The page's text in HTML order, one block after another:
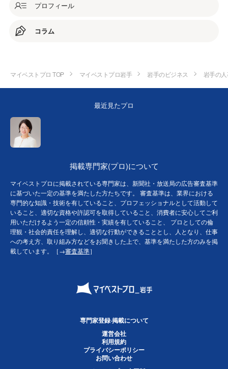
プロフィール
コラム
マイベストプロ TOP マイベストプロ岩手 岩手のビジネス 岩手の
最近見たプロ
掲載専門家(プロ)について
マイベストプロに掲載されている専門家は、新聞社・放送局の広告審査基準
に基づいた一定の基準を満たした方たちです。 審査基準は、業界における
専門的な知識・技術を有していること、プロフェッショナルとして活動して
いること、適切な資格や許認可を取得していること、消費者に安心してご利
用いただけるよう一定の信頼性・実績を有していること、 プロとしての倫
理観・社会的責任を理解し、適切な行動ができることとし、人となり、仕事
への考え方、取り組み方などをお聞きした上で、基準を満たした方のみを掲
載しています。［→審査基準］
専門家登録·掲載について
運営会社
利用規約
プライバシーポリシー
お問い合わせ